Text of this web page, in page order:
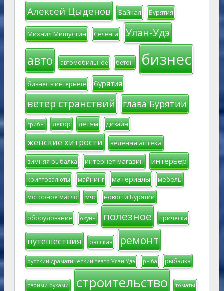
Алексей Цыденов Байкал Бурятия
Михаил Мишустин Селенга Улан-Удэ
авто автомобильное бетон бизнес
бизнес в интернете бурятия
ветер странствий глава Бурятии
грибы декор детям дизайн
женские хитрости зеленая аптека
зимняя рыбалка интернет магазин интерьер
криптовалюты майнинг материалы мебель
моторное масло мчс новости Бурятии
оборудование окунь полезное прическа
путешествия рассказ ремонт
русский драматический театр Улан-Удэ рыба рыбалка
своими руками строительство томаты